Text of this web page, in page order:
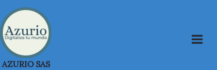
Saltar
al
contenido
AZURIO SAS